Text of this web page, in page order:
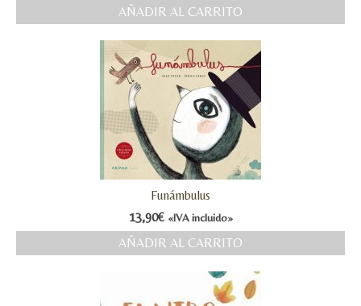
AÑADIR AL CARRITO
Funámbulus
13,90€ «IVA incluido»
AÑADIR AL CARRITO